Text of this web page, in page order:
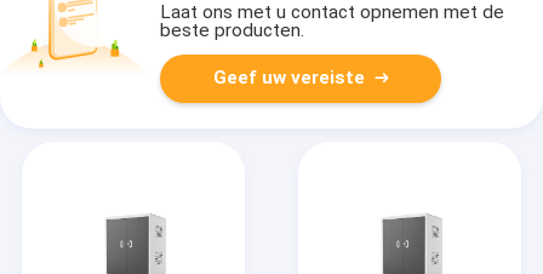
Laat ons met u contact opnemen met de
beste producten.
Geef uw vereiste